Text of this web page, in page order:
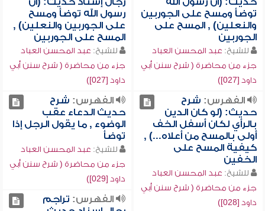
توضأ ومسح على الجوربين
والنعلين) , المسح على
الجوربين
للشيخ: عبد المحسن العباد
جزء من محاضرة ( شرح سنن أبي
داود [027])
رسول الله توضأ ومسح
على الجوربين والنعلين) ,
المسح على الجوربين
للشيخ: عبد المحسن العباد
جزء من محاضرة ( شرح سنن أبي
داود [027])
الفهرس: شرح
حديث: (لو كان الدين
بالرأي لكان أسفل الخف
أولى بالمسح من أعلاه...) ,
كيفية المسح على
الخفين
للشيخ: عبد المحسن العباد
جزء من محاضرة ( شرح سنن أبي
داود [028])
الفهرس: شرح
حديث الدعاء عقب
الوضوء , ما يقول الرجل إذا
توضأ
للشيخ: عبد المحسن العباد
جزء من محاضرة ( شرح سنن أبي
داود [029])
الفهرس: تراجم